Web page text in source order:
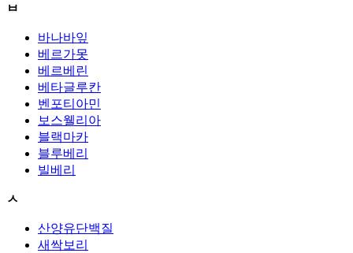
ㅂ
바나바잎
베르가못
베르베린
베타글루칸
벤포티아민
보스웰리아
블랙마카
블루베리
빌베리
ㅅ
산양유단백질
새싹보리